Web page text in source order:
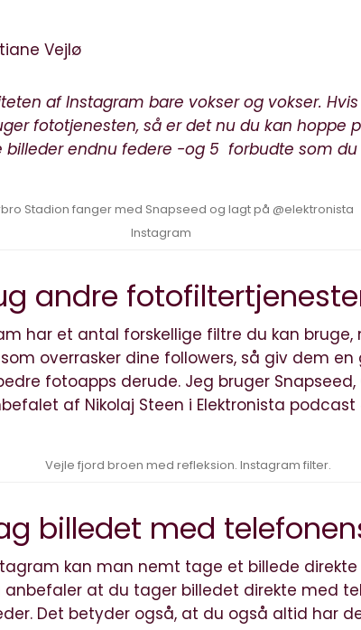
Vejlø
af Instagram bare vokser og vokser.
fototjenesten, så er det nu du kan hoppe
billeder endnu federe -og 5 forbudte som du
Stadion fanger med Snapseed og lagt på @elektronista
Instagram
andre
har et antal forskellige filtre du kan
overrasker dine followers, så giv dem
fotoapps derude. Jeg bruger Snapseed,
af Nikolaj Steen i Elektronista
Vejle fjord broen med refleksion. Instagram filter.
billedet med
kan man nemt tage et billede
anbefaler at du tager billedet direkte med
Det betyder også, at du også altid har